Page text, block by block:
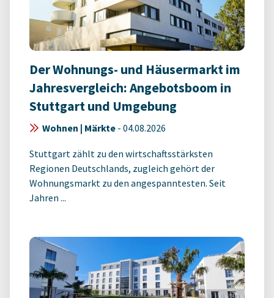
Der Wohnungs- und Häusermarkt im
Jahresvergleich: Angebotsboom in
Stuttgart und Umgebung
Wohnen | Märkte - 04.08.2026
Stuttgart zählt zu den wirtschaftsstärksten
Regionen Deutschlands, zugleich gehört der
Wohnungsmarkt zu den angespanntesten. Seit
Jahren ...